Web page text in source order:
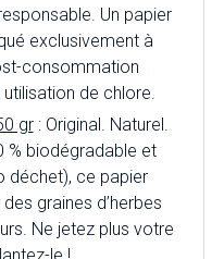
Un papier
exclusivement à
consommation
de chlore.
gr: Original. Naturel.
% biodégradable et
déchet), ce papier
graines d’herbes
Ne jetez plus votre